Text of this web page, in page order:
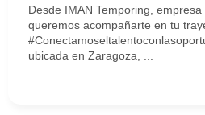
Desde IMAN Temporing, empresa
queremos acompañarte en tu
ubicada en Zaragoza, ...